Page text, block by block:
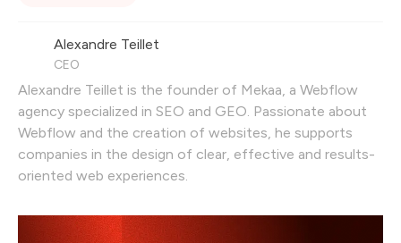
Alexandre Teillet
CEO
Alexandre Teillet is the founder of Mekaa, a Webflow
agency specialized in SEO and GEO. Passionate about
Webflow and the creation of websites, he supports
companies in the design of clear, effective and results-
oriented web experiences.